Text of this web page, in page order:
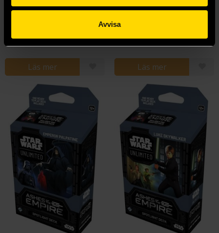
Avvisa
Twin Suns Deck - Against the Odds
449 kr
Läs mer
Twin Suns Deck - Blood Brothers
Star Wars: Unlimited
449 kr
Läs mer